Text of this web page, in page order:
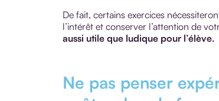
De fait, certains exercices
l’intérêt et conserver l’attention de
aussi utile que ludique pour l’élève.
Ne pas penser